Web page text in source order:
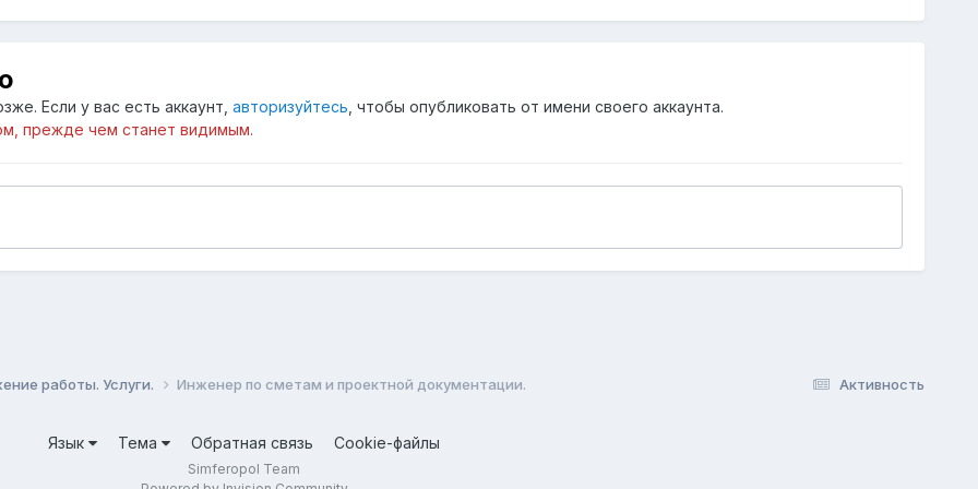
Если у вас есть аккаунт, авторизуйтесь , чтобы опубликовать от имени своего аккаунта.
прежде чем станет видимым.
Активность
работы. Услуги. Инженер по сметам и проектной документации.
Язык Тема Обратная связь Cookie-файлы
Simferopol Team